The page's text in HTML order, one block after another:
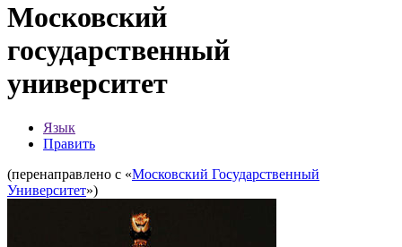
Московский
государственный
университет
Язык
Править
(перенаправлено с «Московский Государственный
Университет»)